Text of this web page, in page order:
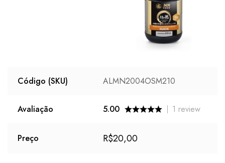
Código (SKU) ALMN2004OSM210
Avaliação 5.00 1 review
Preço R$20,00